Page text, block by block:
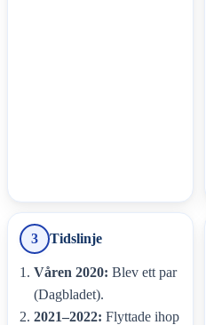
3 Tidslinje
Våren 2020: Blev ett par
(Dagbladet).
2021–2022: Flyttade ihop